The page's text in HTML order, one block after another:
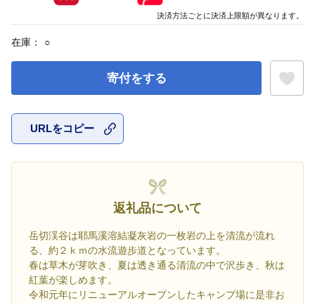
在庫： ○
寄付をする
URLをコピー
返礼品について
岳切渓谷は耶馬溪溶結凝灰岩の一枚岩の上を清流が流れ
る、約２ｋｍの水流遊歩道となっています。
春は草木が芽吹き、夏は透き通る清流の中で沢歩き、秋は
紅葉が楽しめます。
令和元年にリニューアルオープンしたキャンプ場に是非お
決済方法ごとに決済上限額が異なります。